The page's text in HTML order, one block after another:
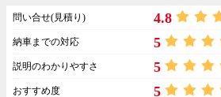
問い合せ(見積り) 4.8
納車までの対応 5
説明のわかりやすさ 5
おすすめ度 5